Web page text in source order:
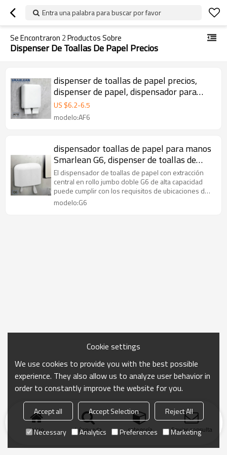
Entra una palabra para buscar por favor
Se Encontraron 2Productos Sobre
Dispenser De Toallas De Papel Precios
dispenser de toallas de papel precios,
dispenser de papel, dispensador para
papel de manos
US $6.2-6.5
modelo:AF6
dispensador toallas de papel para manos
Smarlean G6, dispenser de toallas de
papel precios
El dispensador de toallas de papel con extracción
central en rollo jumbo doble G6 de alta capacidad
puede cumplir con los requisitos de ubicaciones de
alto tráfico.
modelo:G6
Inicio búsqueda categoría Enviar consulta
Cookie settings
We use cookies to provide you with the best possible
experience. They also allow us to analyze user behavior in
order to constantly improve the website for you.
Accept all Accept Selection
Reject All
Necessary
Analytics Preferences Marketing